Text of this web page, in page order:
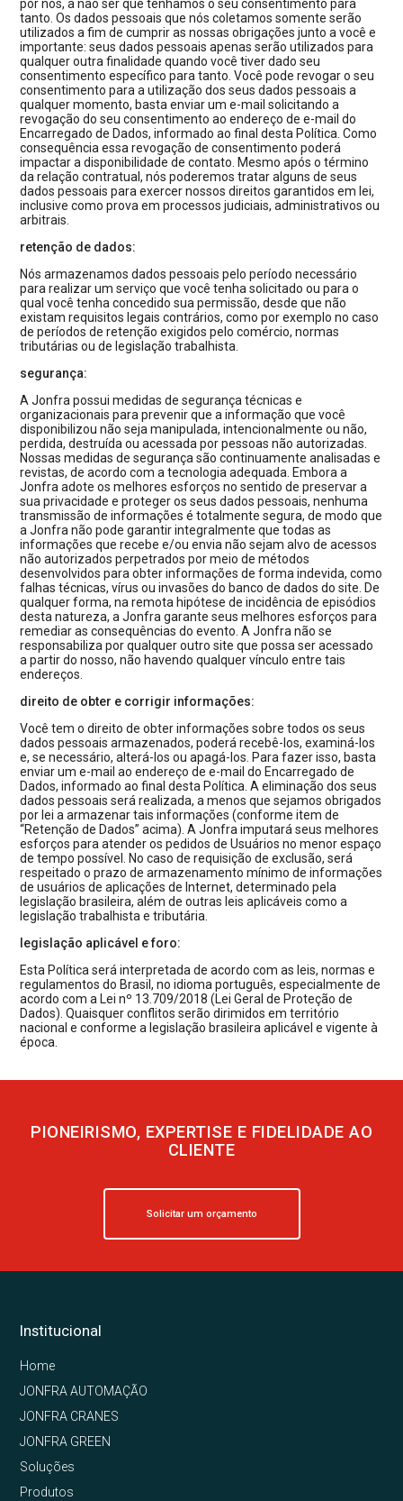
por nós, a não ser que tenhamos o seu consentimento para
tanto. Os dados pessoais que nós coletamos somente serão
utilizados a fim de cumprir as nossas obrigações junto a você e
importante: seus dados pessoais apenas serão utilizados para
qualquer outra finalidade quando você tiver dado seu
consentimento específico para tanto. Você pode revogar o seu
consentimento para a utilização dos seus dados pessoais a
qualquer momento, basta enviar um e-mail solicitando a
revogação do seu consentimento ao endereço de e-mail do
Encarregado de Dados, informado ao final desta Política. Como
consequência essa revogação de consentimento poderá
impactar a disponibilidade de contato. Mesmo após o término
da relação contratual, nós poderemos tratar alguns de seus
dados pessoais para exercer nossos direitos garantidos em lei,
inclusive como prova em processos judiciais, administrativos ou
arbitrais.
retenção de dados:
Nós armazenamos dados pessoais pelo período necessário
para realizar um serviço que você tenha solicitado ou para o
qual você tenha concedido sua permissão, desde que não
existam requisitos legais contrários, como por exemplo no caso
de períodos de retenção exigidos pelo comércio, normas
tributárias ou de legislação trabalhista.
segurança:
A Jonfra possui medidas de segurança técnicas e
organizacionais para prevenir que a informação que você
disponibilizou não seja manipulada, intencionalmente ou não,
perdida, destruída ou acessada por pessoas não autorizadas.
Nossas medidas de segurança são continuamente analisadas e
revistas, de acordo com a tecnologia adequada. Embora a
Jonfra adote os melhores esforços no sentido de preservar a
sua privacidade e proteger os seus dados pessoais, nenhuma
transmissão de informações é totalmente segura, de modo que
a Jonfra não pode garantir integralmente que todas as
informações que recebe e/ou envia não sejam alvo de acessos
não autorizados perpetrados por meio de métodos
desenvolvidos para obter informações de forma indevida, como
falhas técnicas, vírus ou invasões do banco de dados do site. De
qualquer forma, na remota hipótese de incidência de episódios
desta natureza, a Jonfra garante seus melhores esforços para
remediar as consequências do evento. A Jonfra não se
responsabiliza por qualquer outro site que possa ser acessado
a partir do nosso, não havendo qualquer vínculo entre tais
endereços.
direito de obter e corrigir informações:
Você tem o direito de obter informações sobre todos os seus
dados pessoais armazenados, poderá recebê-los, examiná-los
e, se necessário, alterá-los ou apagá-los. Para fazer isso, basta
enviar um e-mail ao endereço de e-mail do Encarregado de
Dados, informado ao final desta Política. A eliminação dos seus
dados pessoais será realizada, a menos que sejamos obrigados
por lei a armazenar tais informações (conforme item de
“Retenção de Dados” acima). A Jonfra imputará seus melhores
esforços para atender os pedidos de Usuários no menor espaço
de tempo possível. No caso de requisição de exclusão, será
respeitado o prazo de armazenamento mínimo de informações
de usuários de aplicações de Internet, determinado pela
legislação brasileira, além de outras leis aplicáveis como a
legislação trabalhista e tributária.
legislação aplicável e foro:
Esta Política será interpretada de acordo com as leis, normas e
regulamentos do Brasil, no idioma português, especialmente de
acordo com a Lei nº 13.709/2018 (Lei Geral de Proteção de
Dados). Quaisquer conflitos serão dirimidos em território
nacional e conforme a legislação brasileira aplicável e vigente à
época.
PIONEIRISMO, EXPERTISE E FIDELIDADE AO
CLIENTE
Solicitar um orçamento
Institucional
Home
JONFRA AUTOMAÇÃO
JONFRA CRANES
JONFRA GREEN
Soluções
Produtos